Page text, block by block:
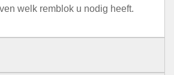
welk remblok u nodig heeft.